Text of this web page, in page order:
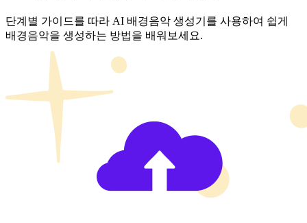
단계별 가이드를 따라 AI 배경음악 생성기를 사용하여 쉽게
배경음악을 생성하는 방법을 배워보세요.